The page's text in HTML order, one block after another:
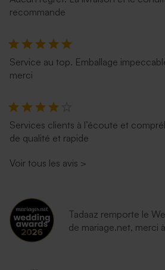
recommande
Service au top. Emballage
merci
Services clients à l’écoute et
de qualité et rapide
Voir tous les avis >
Tadaaz remporte le
de mariage.net, merci